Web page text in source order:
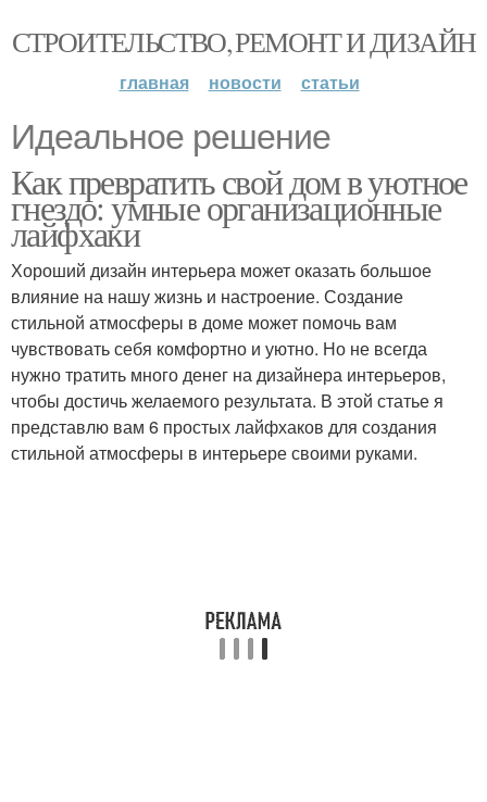
СТРОИТЕЛЬСТВО, РЕМОНТ И ДИЗАЙН
главная новости статьи
Идеальное решение
Как превратить свой дом в уютное
гнездо: умные организационные
лайфхаки
Хороший дизайн интерьера может оказать большое
влияние на нашу жизнь и настроение. Создание
стильной атмосферы в доме может помочь вам
чувствовать себя комфортно и уютно. Но не всегда
нужно тратить много денег на дизайнера интерьеров,
чтобы достичь желаемого результата. В этой статье я
представлю вам 6 простых лайфхаков для создания
стильной атмосферы в интерьере своими руками.